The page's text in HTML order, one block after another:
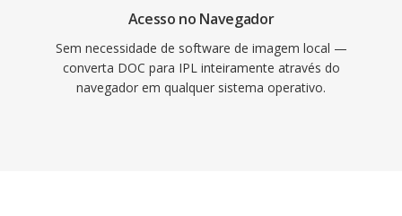
Acesso no Navegador
Sem necessidade de software de imagem local —
converta DOC para IPL inteiramente através do
navegador em qualquer sistema operativo.